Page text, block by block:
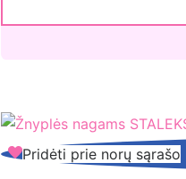
nagų
[ATSC-
180w]
Žnyplės
Pridėti prie norų sąrašo